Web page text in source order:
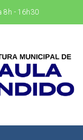
8h - 16h30